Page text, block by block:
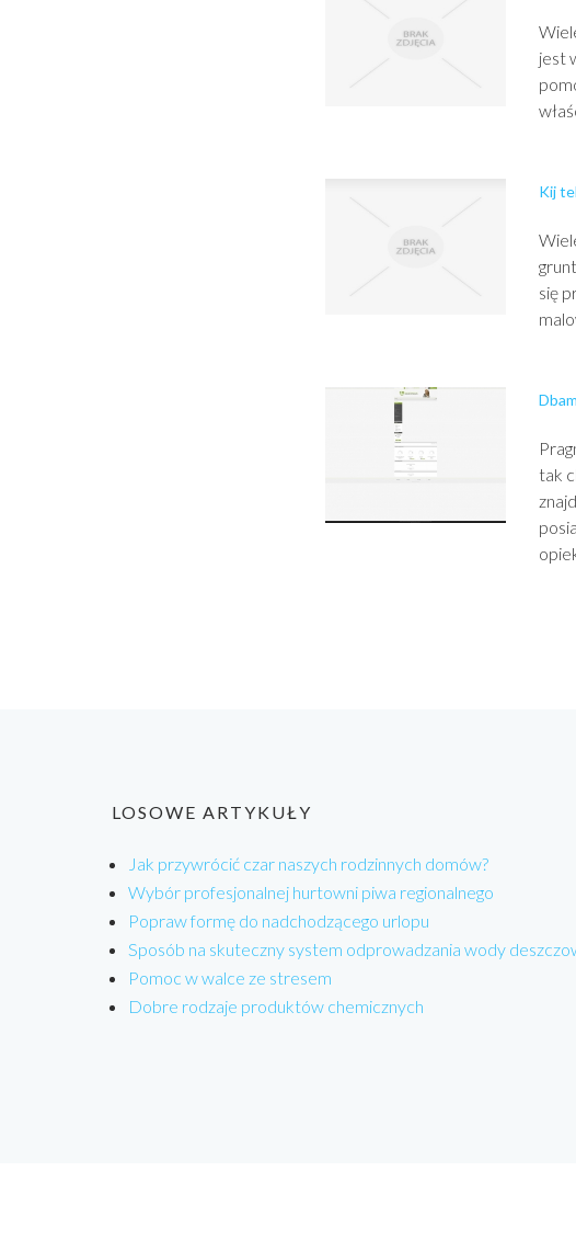
jest
Kij
się
tak
LOSOWE ARTYKUŁY
Jak przywrócić czar naszych rodzinnych domów?
Wybór profesjonalnej hurtowni piwa regionalnego
Popraw formę do nadchodzącego urlopu
Sposób na skuteczny system odprowadzania wody
Pomoc w walce ze stresem
Dobre rodzaje produktów chemicznych